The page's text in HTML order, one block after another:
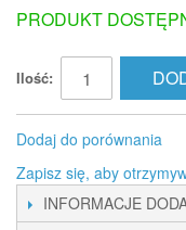
PRODUKT
Ilość:
Dodaj do porównania
Zapisz się, aby
INFORMACJE